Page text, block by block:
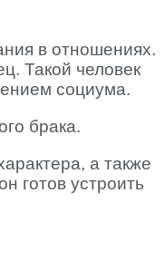
в отношениях.
Такой человек
социума.
брака.
а также
готов устроить